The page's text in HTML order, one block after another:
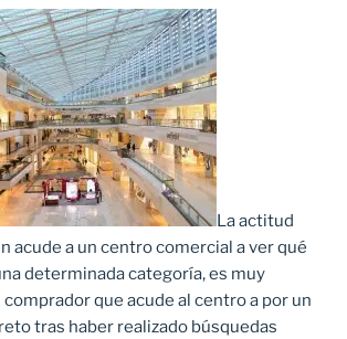
La actitud
acude a un centro comercial a ver qué
determinada categoría, es muy
que acude al centro a por un
tras haber realizado búsquedas